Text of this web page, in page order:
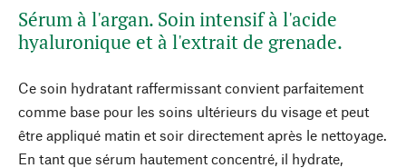
Sérum à l'argan. Soin intensif à l'acide
hyaluronique et à l'extrait de grenade.
Ce soin hydratant raffermissant convient parfaitement
comme base pour les soins ultérieurs du visage et peut
être appliqué matin et soir directement après le nettoyage.
En tant que sérum hautement concentré, il hydrate,